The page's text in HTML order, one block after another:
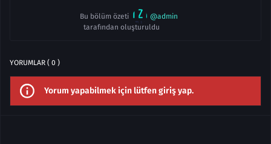
Bu bölüm özeti
@admin
tarafından oluşturuldu
YORUMLAR ( 0 )
Yorum yapabilmek için lütfen giriş yap.